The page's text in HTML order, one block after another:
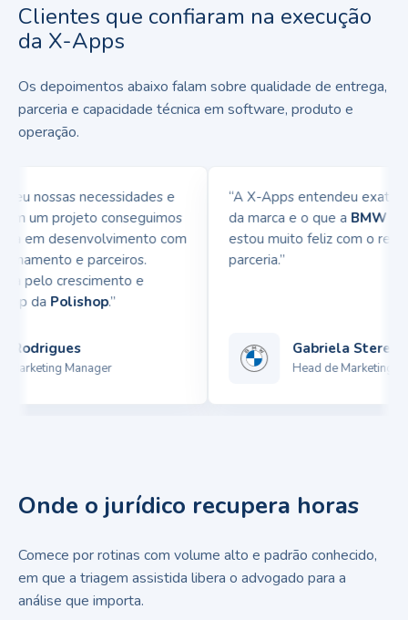
Clientes que confiaram na execução
da X-Apps
Os depoimentos abaixo falam sobre qualidade de entrega,
parceria e capacidade técnica em software, produto e
operação.
nossas necessidades e
um projeto conseguimos
em desenvolvimento com
e parceiros.
pelo crescimento e
daPolishop.”
Manager
“A X-Apps entendeu
da marca e o que aBMW
estou muito feliz com o
parceria.”
Gabriela
Head de Marketing
Onde o jurídico recupera horas
Comece por rotinas com volume alto e padrão conhecido,
em que a triagem assistida libera o advogado para a
análise que importa.